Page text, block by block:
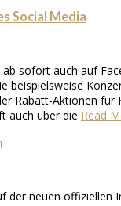
Social Media
ab sofort auch auf
beispielsweise
Rabatt-Aktionen für
auch über die Read
der neuen offiziellen